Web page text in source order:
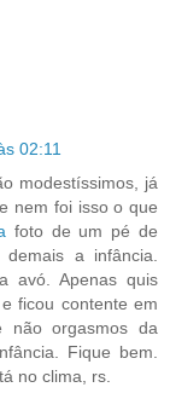
02:11
modestíssimos, já
nem foi isso o que
foto de um pé de
a infância.
avó. Apenas quis
ficou contente em
não orgasmos da
Fique bem.
no clima, rs.